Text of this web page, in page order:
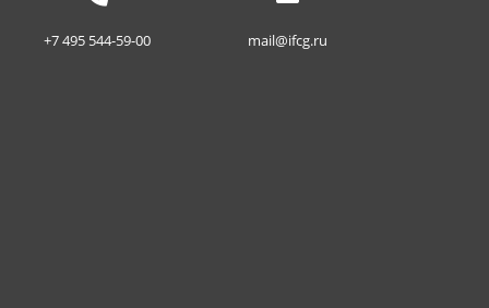
+7 495 544-59-00 mail@ifcg.ru